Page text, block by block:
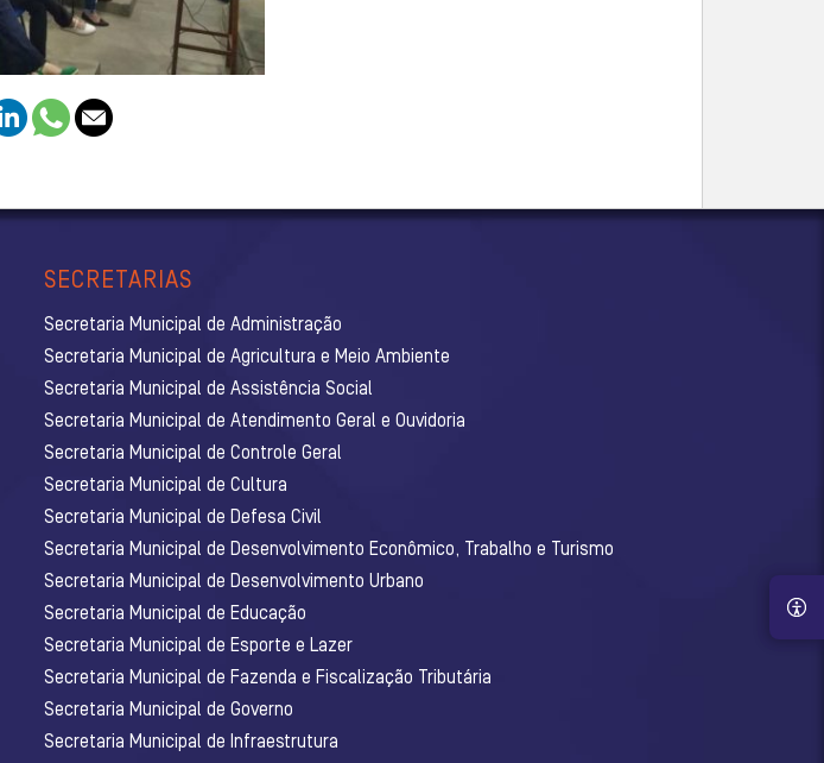
SECRETARIAS
Secretaria Municipal de Administração
Secretaria Municipal de Agricultura e Meio Ambiente
Secretaria Municipal de Assistência Social
Secretaria Municipal de Atendimento Geral e Ouvidoria
Secretaria Municipal de Controle Geral
Secretaria Municipal de Cultura
Secretaria Municipal de Defesa Civil
Secretaria Municipal de Desenvolvimento Econômico, Trabalho e Turismo
Secretaria Municipal de Desenvolvimento Urbano
Secretaria Municipal de Educação
Secretaria Municipal de Esporte e Lazer
Secretaria Municipal de Fazenda e Fiscalização Tributária
Secretaria Municipal de Governo
Secretaria Municipal de Infraestrutura